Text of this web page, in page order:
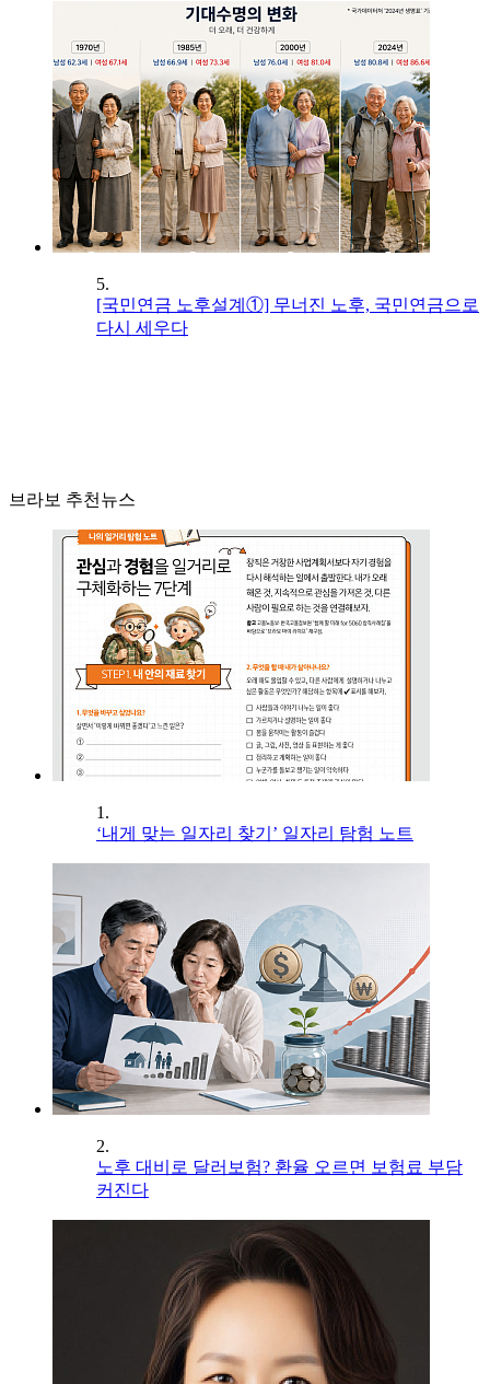
5.
[국민연금 노후설계①] 무너진 노후, 국민연금으로
다시 세우다
브라보 추천뉴스
1.
‘내게 맞는 일자리 찾기’ 일자리 탐험 노트
2.
노후 대비로 달러보험? 환율 오르면 보험료 부담
커진다